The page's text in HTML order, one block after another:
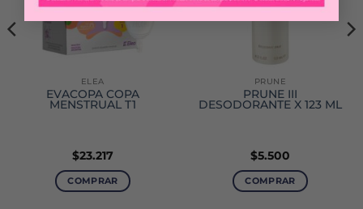
ELEA
EVACOPA COPA
MENSTRUAL T1
$23.217
COMPRAR
PRUNE
PRUNE III
DESODORANTE X 123 ML
$5.500
COMPRAR